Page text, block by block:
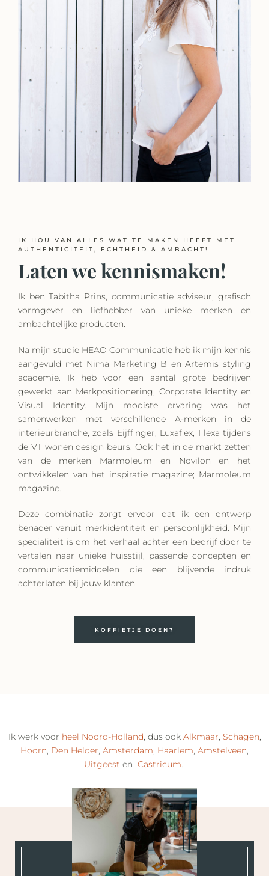
IK HOU VAN ALLES WAT TE MAKEN HEEFT MET
AUTHENTICITEIT, ECHTHEID & AMBACHT!
Laten we kennismaken!
Ik ben Tabitha Prins, communicatie adviseur, grafisch
vormgever en liefhebber van unieke merken en
ambachtelijke producten.
Na mijn studie HEAO Communicatie heb ik mijn kennis
aangevuld met Nima Marketing B en Artemis styling
academie. Ik heb voor een aantal grote bedrijven
gewerkt aan Merkpositionering, Corporate Identity en
Visual Identity. Mijn mooiste ervaring was het
samenwerken met verschillende A-merken in de
interieurbranche, zoals Eijffinger, Luxaflex, Flexa tijdens
de VT wonen design beurs. Ook het in de markt zetten
van de merken Marmoleum en Novilon en het
ontwikkelen van het inspiratie magazine; Marmoleum
magazine.
Deze combinatie zorgt ervoor dat ik een ontwerp
benader vanuit merkidentiteit en persoonlijkheid. Mijn
specialiteit is om het verhaal achter een bedrijf door te
vertalen naar unieke huisstijl, passende concepten en
communicatiemiddelen die een blijvende indruk
achterlaten bij jouw klanten.
KOFFIETJE DOEN?
Ik werk voor heel Noord-Holland, dus ook Alkmaar, Schagen,
Hoorn, Den Helder, Amsterdam, Haarlem, Amstelveen,
Uitgeest en Castricum.